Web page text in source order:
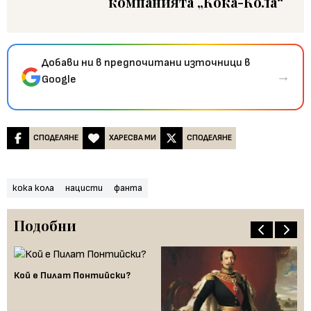
Добави ни в предпочитани източници в
Google
→
СПОДЕЛЯНЕ ХАРЕСВА МИ СПОДЕЛЯНЕ
кока кола нацисти фанта
Подобни
Кой е Пилат Понтийски?